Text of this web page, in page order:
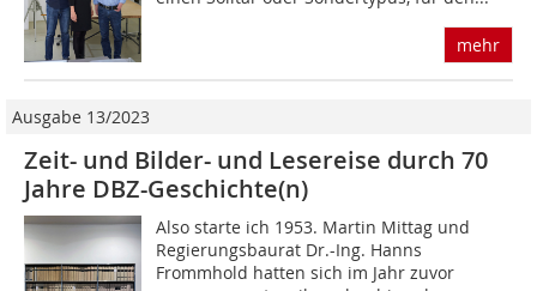
mehr
Ausgabe 13/2023
Zeit- und Bilder- und Lesereise durch 70
Jahre DBZ-Geschichte(n)
Also starte ich 1953. Martin Mittag und
Regierungsbaurat Dr.-Ing. Hanns
Frommhold hatten sich im Jahr zuvor